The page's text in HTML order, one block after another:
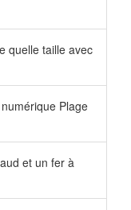
quelle taille avec
Plage
et un fer à